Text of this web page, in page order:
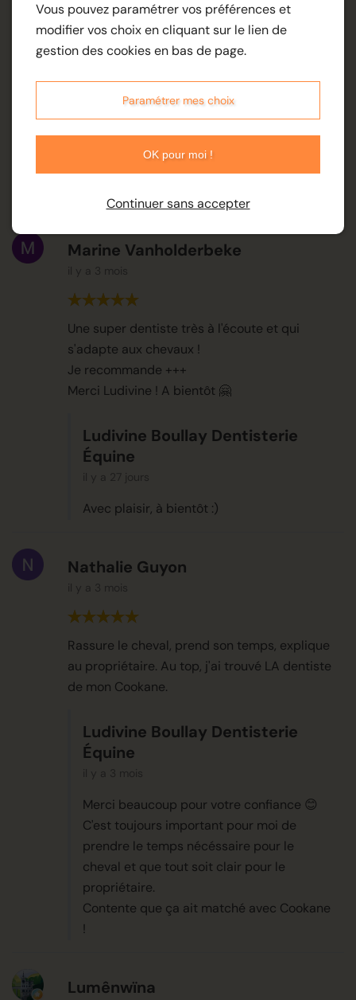
Ludivine est douce et patiente! Du très bon
travail, je recommande les yeux fermés!
Ludivine Boullay Dentisterie
Équine
il y a 27 jours
Un grand merci pour la recommandation, à
Marine Vanholderbeke
Une super dentiste très à l'écoute et qui
s'adapte aux chevaux !
Je recommande +++
Merci Ludivine ! A bientôt 🤗
Ludivine Boullay Dentisterie
Équine
Avec plaisir, à bientôt :)
Nathalie Guyon
Rassure le cheval, prend son temps, explique
au propriétaire. Au top, j'ai trouvé LA dentiste
de mon Cookane.
Ludivine Boullay Dentisterie
Équine
Merci beaucoup pour votre confiance 😊
C'est toujours important pour moi de
prendre le temps nécéssaire pour le
cheval et que tout soit clair pour le
propriétaire.
Contente que ça ait matché avec Cookane
!
Lumênwïna
Vous pouvez paramétrer vos préférences et
modifier vos choix en cliquant sur le lien de
gestion des cookies en bas de page.
Paramétrer mes choix
OK pour moi !
Continuer sans accepter